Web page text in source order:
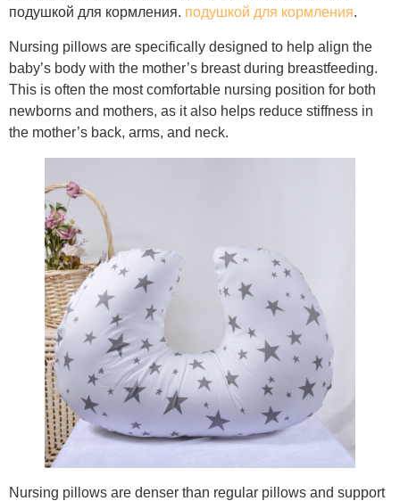
подушкой для кормления. подушкой для кормления.
Nursing pillows are specifically designed to help align the
baby’s body with the mother’s breast during breastfeeding.
This is often the most comfortable nursing position for both
newborns and mothers, as it also helps reduce stiffness in
the mother’s back, arms, and neck.
Nursing pillows are denser than regular pillows and support